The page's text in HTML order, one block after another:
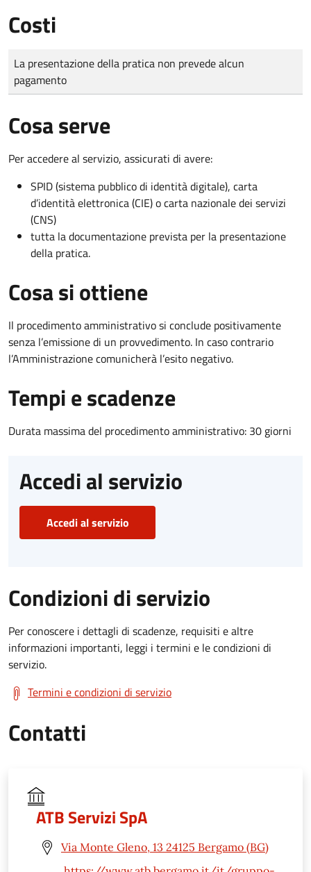
Costi
Tipo di pagamento
Importo
La presentazione della pratica non prevede alcun
pagamento
Cosa serve
Per accedere al servizio, assicurati di avere:
SPID (sistema pubblico di identità digitale), carta
d’identità elettronica (CIE) o carta nazionale dei servizi
(CNS)
tutta la documentazione prevista per la presentazione
della pratica.
Cosa si ottiene
Il procedimento amministrativo si conclude positivamente
senza l’emissione di un provvedimento. In caso contrario
l’Amministrazione comunicherà l’esito negativo.
Tempi e scadenze
Durata massima del procedimento amministrativo: 30 giorni
Accedi al servizio
Accedi al servizio
Condizioni di servizio
Per conoscere i dettagli di scadenze, requisiti e altre
informazioni importanti, leggi i termini e le condizioni di
servizio.
Termini e condizioni di servizio
Contatti
ATB Servizi SpA
Via Monte Gleno, 13 24125 Bergamo (BG)